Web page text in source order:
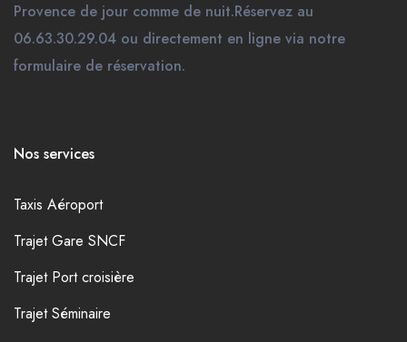
Provence de jour comme de nuit.Réservez au
06.63.30.29.04 ou directement en ligne via notre
formulaire de réservation.
Nos services
Taxis Aéroport
Trajet Gare SNCF
Trajet Port croisière
Trajet Séminaire